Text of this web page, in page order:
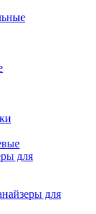
для
для